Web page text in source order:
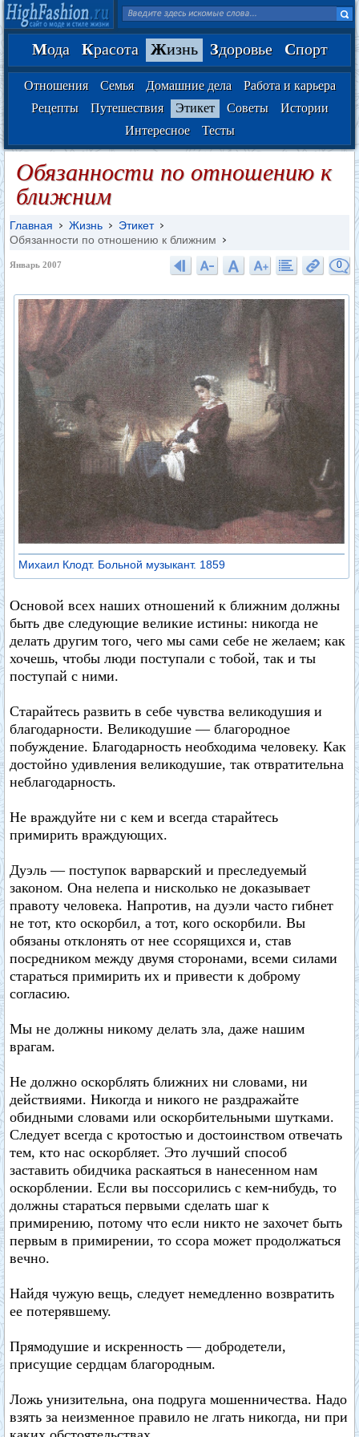
Мода Красота Жизнь Здоровье Спорт
Отношения Семья Домашние дела
Работа и карьера
Рецепты
Путешествия Этикет Советы
Истории
Интересное
Тесты
Обязанности по отношению к
ближним
Главная Жизнь
Этикет
Обязанности по отношению к ближним
Январь 2007 0
Михаил Клодт. Больной музыкант. 1859
Основой всех наших отношений к ближним должны
быть две следующие великие истины: никогда не
делать другим того, чего мы сами себе не желаем; как
хочешь, чтобы люди поступали с тобой, так и ты
поступай с ними.
Старайтесь развить в себе чувства великодушия и
благодарности. Великодушие — благородное
побуждение. Благодарность необходима человеку. Как
достойно удивления великодушие, так отвратительна
неблагодарность.
Не враждуйте ни с кем и всегда старайтесь
примирить враждующих.
Дуэль — поступок варварский и преследуемый
законом. Она нелепа и нисколько не доказывает
правоту человека. Напротив, на дуэли часто гибнет
не тот, кто оскорбил, а тот, кого оскорбили. Вы
обязаны отклонять от нее ссорящихся и, став
посредником между двумя сторонами, всеми силами
стараться примирить их и привести к доброму
согласию.
Мы не должны никому делать зла, даже нашим
врагам.
Не должно оскорблять ближних ни словами, ни
действиями. Никогда и никого не раздражайте
обидными словами или оскорбительными шутками.
Следует всегда с кротостью и достоинством отвечать
тем, кто нас оскорбляет. Это лучший способ
заставить обидчика раскаяться в нанесенном нам
оскорблении. Если вы поссорились с кем-нибудь, то
должны стараться первыми сделать шаг к
примирению, потому что если никто не захочет быть
первым в примирении, то ссора может продолжаться
вечно.
Найдя чужую вещь, следует немедленно возвратить
ее потерявшему.
Прямодушие и искренность — добродетели,
присущие сердцам благородным.
Ложь унизительна, она подруга мошенничества. Надо
взять за неизменное правило не лгать никогда, ни при